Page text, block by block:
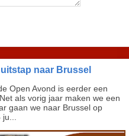
naar Brussel
Open Avond is eerder een
als vorig jaar maken we een
gaan we naar Brussel op
ju...